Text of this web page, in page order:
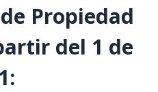
Propiedad
del 1 de